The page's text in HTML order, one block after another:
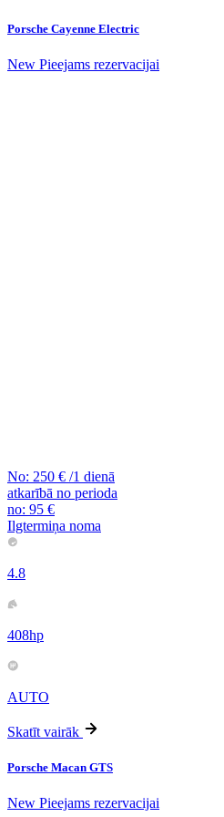
Porsche Cayenne Electric
New Pieejams rezervacijai
No: 250 € /1 dienā
atkarībā no perioda
no: 95 €
Ilgtermiņa noma
4.8
408hp
AUTO
Skatīt vairāk
Porsche Macan GTS
New Pieejams rezervacijai